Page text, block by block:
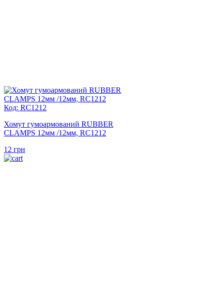
Код: RC1212
Хомут гумоармований RUBBER
CLAMPS 12мм /12мм, RC1212
12 грн